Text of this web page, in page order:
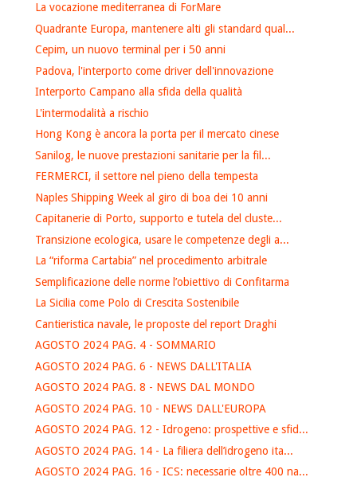
La vocazione mediterranea di ForMare
Quadrante Europa, mantenere alti gli standard qual...
Cepim, un nuovo terminal per i 50 anni
Padova, l'interporto come driver dell'innovazione
Interporto Campano alla sfida della qualità
L'intermodalità a rischio
Hong Kong è ancora la porta per il mercato cinese
Sanilog, le nuove prestazioni sanitarie per la fil...
FERMERCI, il settore nel pieno della tempesta
Naples Shipping Week al giro di boa dei 10 anni
Capitanerie di Porto, supporto e tutela del cluste...
Transizione ecologica, usare le competenze degli a...
La “riforma Cartabia” nel procedimento arbitrale
Semplificazione delle norme l’obiettivo di Confitarma
La Sicilia come Polo di Crescita Sostenibile
Cantieristica navale, le proposte del report Draghi
AGOSTO 2024 PAG. 4 - SOMMARIO
AGOSTO 2024 PAG. 6 - NEWS DALL'ITALIA
AGOSTO 2024 PAG. 8 - NEWS DAL MONDO
AGOSTO 2024 PAG. 10 - NEWS DALL'EUROPA
AGOSTO 2024 PAG. 12 - Idrogeno: prospettive e sfid...
AGOSTO 2024 PAG. 14 - La filiera dell’idrogeno ita...
AGOSTO 2024 PAG. 16 - ICS: necessarie oltre 400 na...